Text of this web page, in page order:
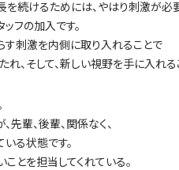
を続けるためには、やはり刺激が必
フの加入です。
す刺激を内側に取り入れることで
、そして、新しい視野を手に入れる
先輩、後輩、関係なく、
る状態です。
とを担当してくれている。